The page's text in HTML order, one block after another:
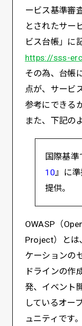
ービス基準審
とされたサー
ビス台帳」に
https://sss-
その為、台帳
点が、サービ
参考にできる
また、下記の
国際基準
10 』に
提供。
OWASP（
Project）とは
ケーションの
ドラインの作
発、イベント
しているオー
ュニティです。